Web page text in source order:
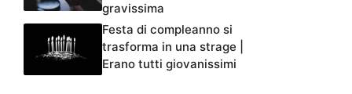
gravissima
Festa di compleanno si
trasforma in una strage |
Erano tutti giovanissimi